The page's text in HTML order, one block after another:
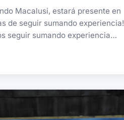
Macalusi, estará presente en
de seguir sumando experiencia!
seguir sumando experiencia